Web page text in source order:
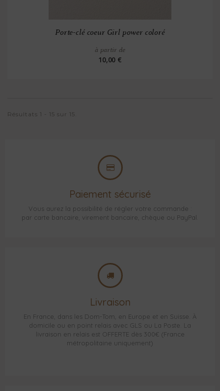
Porte-clé coeur Girl power coloré
à partir de
10,00 €
Résultats 1 - 15 sur 15.
Paiement sécurisé
Vous aurez la possibilité de régler votre commande :
par carte bancaire, virement bancaire, chèque ou PayPal.
Livraison
En France, dans les Dom-Tom, en Europe et en Suisse. À
domicile ou en point relais avec GLS ou La Poste. La
livraison en relais est OFFERTE dès 300€ (France
métropolitaine uniquement)